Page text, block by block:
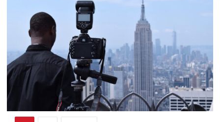
Banking
Consulting
Business
Consulting
Project 8